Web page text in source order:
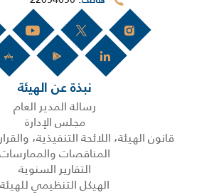
نبذة عن الهيئة
رسالة المدير العام
مجلس الإدارة
قانون الهيئة، اللائحة التنفيذية،
المناقصات والممارسات
التقارير السنوية
الهيكل التنظيمي للهيئة